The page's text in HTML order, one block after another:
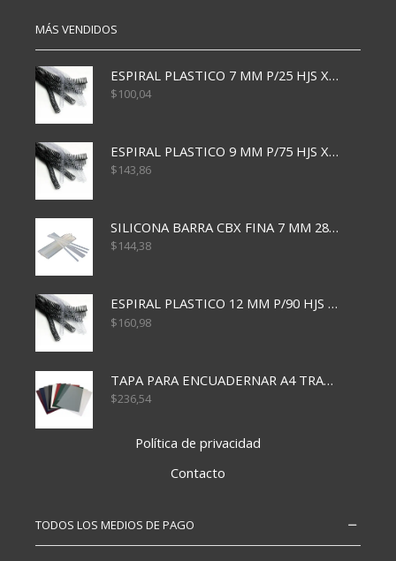
MÁS VENDIDOS
ESPIRAL PLASTICO 7 MM P/25 HJS X50x3000
$100,04
ESPIRAL PLASTICO 9 MM P/75 HJS X50X2400
$143,86
SILICONA BARRA CBX FINA 7 MM 28 CM
$144,38
ESPIRAL PLASTICO 12 MM P/90 HJS X50X1500
$160,98
TAPA PARA ENCUADERNAR A4 TRANSP x50x500
$236,54
Política de privacidad
Contacto
TODOS LOS MEDIOS DE PAGO